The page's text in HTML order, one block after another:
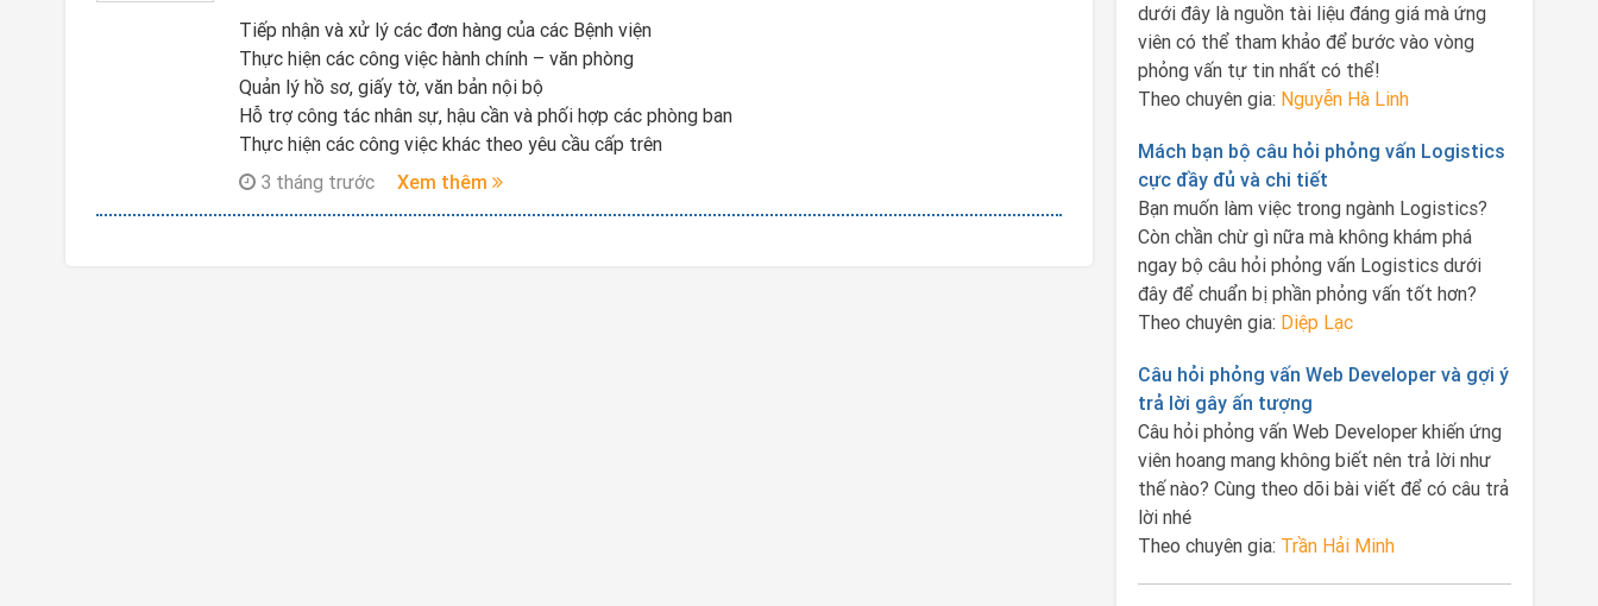
Tiếp nhận và xử lý các đơn hàng của các Bệnh viện
Thực hiện các công việc hành chính – văn phòng
Quản lý hồ sơ, giấy tờ, văn bản nội bộ
Hỗ trợ công tác nhân sự, hậu cần và phối hợp các phòng ban
Thực hiện các công việc khác theo yêu cầu cấp trên
3 tháng trước
Xem thêm
dưới đây là nguồn tài liệu đáng giá mà ứng
viên có thể tham khảo để bước vào vòng
phỏng vấn tự tin nhất có thể!
Theo chuyên gia: Nguyễn Hà Linh
Mách bạn bộ câu hỏi phỏng vấn Logistics
cực đầy đủ và chi tiết
Bạn muốn làm việc trong ngành Logistics?
Còn chần chừ gì nữa mà không khám phá
ngay bộ câu hỏi phỏng vấn Logistics dưới
đây để chuẩn bị phần phỏng vấn tốt hơn?
Theo chuyên gia: Diệp Lạc
Câu hỏi phỏng vấn Web Developer và gợi ý
trả lời gây ấn tượng
Câu hỏi phỏng vấn Web Developer khiến ứng
viên hoang mang không biết nên trả lời như
thế nào? Cùng theo dõi bài viết để có câu trả
lời nhé
Theo chuyên gia: Trần Hải Minh